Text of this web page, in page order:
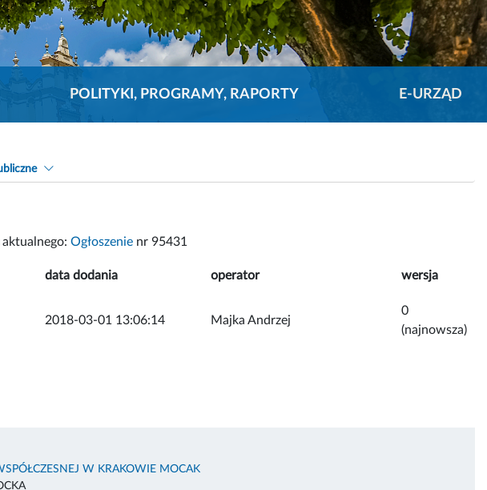
POLITYKI, PROGRAMY, RAPORTY E-URZĄD
Ogłoszenie nr 95431
data dodania operator wersja
2018-03-01 13:06:14 Majka Andrzej
0
(najnowsza)
W KRAKOWIE MOCAK